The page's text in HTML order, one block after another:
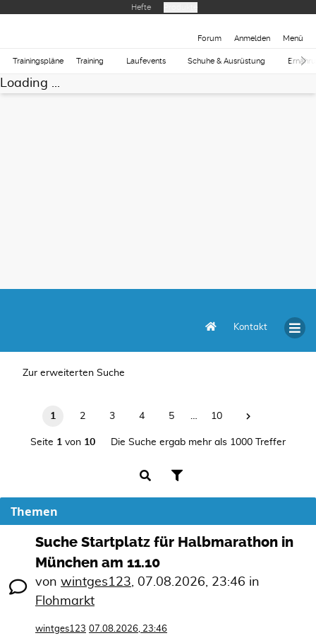
Hefte
Forum Anmelden Menü
Trainingspläne Training Laufevents Schuhe & Ausrüstung
Loading ...
Kontakt
Zur erweiterten Suche
1 2 3 4 5 … 10
Seite 1 von 10 Die Suche ergab mehr als 1000 Treffer
Themen
Suche Startplatz für Halbmarathon in
München am 11.10
von wintges123, 07.08.2026, 23:46 in
Flohmarkt
wintges123 07.08.2026, 23:46